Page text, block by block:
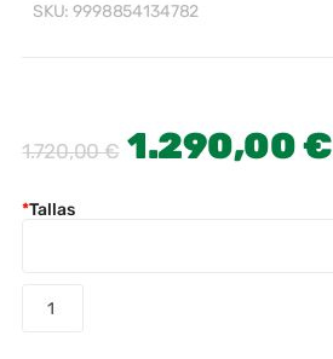
SKU:9998854134782
1.720,00€ 1.290,00€
*Tallas